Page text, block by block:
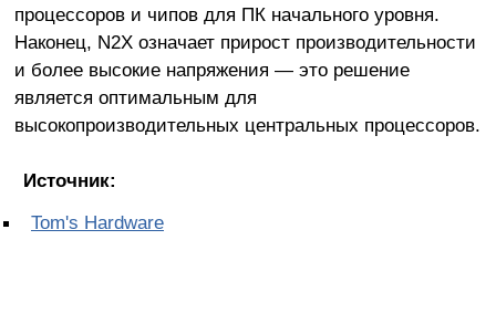
процессоров и чипов для ПК начального уровня.
Наконец, N2X означает прирост производительности
и более высокие напряжения — это решение
является оптимальным для
высокопроизводительных центральных процессоров.
Источник:
Tom's Hardware